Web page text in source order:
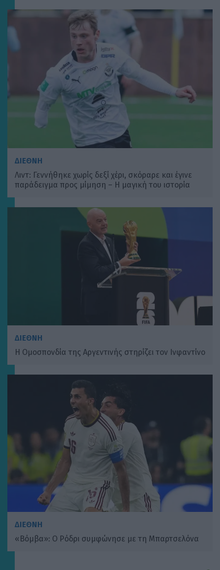
ΔΙΕΘΝΗ
Λιντ: Γεννήθηκε χωρίς δεξί χέρι, σκόραρε και έγινε
παράδειγμα προς μίμηση – Η μαγική του ιστορία
ΔΙΕΘΝΗ
H Ομοσπονδία της Αργεντινής στηρίζει τον Ινφαντίνο
ΔΙΕΘΝΗ
«Βόμβα»: Ο Ρόδρι συμφώνησε με τη Μπαρτσελόνα